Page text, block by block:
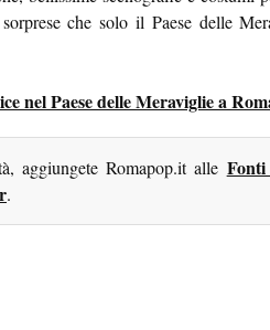
che solo il Paese delle
nel Paese delle Meraviglie a
aggiungete Romapop.it alle
.